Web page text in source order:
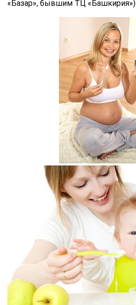
«Базар», бывшим ТЦ «Башкирия»)